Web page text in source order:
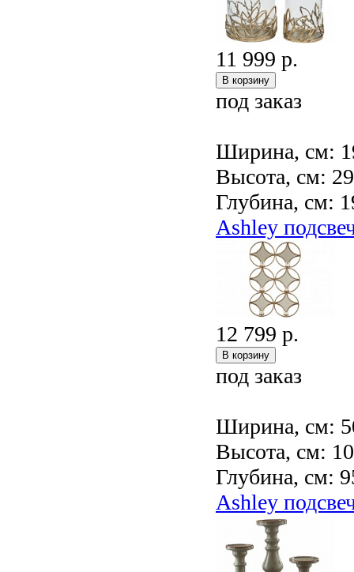
11 999 р.
под заказ
Ширина, см:
Высота, см:
Глубина, см:
Ashley
12 799 р.
под заказ
Ширина, см:
Высота, см:
Глубина, см:
Ashley